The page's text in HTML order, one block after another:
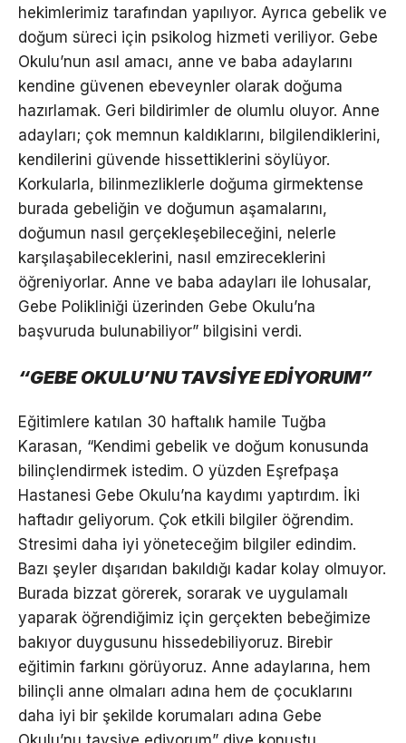
hekimlerimiz tarafından yapılıyor. Ayrıca gebelik ve
doğum süreci için psikolog hizmeti veriliyor. Gebe
Okulu’nun asıl amacı, anne ve baba adaylarını
kendine güvenen ebeveynler olarak doğuma
hazırlamak. Geri bildirimler de olumlu oluyor. Anne
adayları; çok memnun kaldıklarını, bilgilendiklerini,
kendilerini güvende hissettiklerini söylüyor.
Korkularla, bilinmezliklerle doğuma girmektense
burada gebeliğin ve doğumun aşamalarını,
doğumun nasıl gerçekleşebileceğini, nelerle
karşılaşabileceklerini, nasıl emzireceklerini
öğreniyorlar. Anne ve baba adayları ile lohusalar,
Gebe Polikliniği üzerinden Gebe Okulu’na
başvuruda bulunabiliyor” bilgisini verdi.
“GEBE OKULU’NU TAVSİYE EDİYORUM”
Eğitimlere katılan 30 haftalık hamile Tuğba
Karasan, “Kendimi gebelik ve doğum konusunda
bilinçlendirmek istedim. O yüzden Eşrefpaşa
Hastanesi Gebe Okulu’na kaydımı yaptırdım. İki
haftadır geliyorum. Çok etkili bilgiler öğrendim.
Stresimi daha iyi yöneteceğim bilgiler edindim.
Bazı şeyler dışarıdan bakıldığı kadar kolay olmuyor.
Burada bizzat görerek, sorarak ve uygulamalı
yaparak öğrendiğimiz için gerçekten bebeğimize
bakıyor duygusunu hissedebiliyoruz. Birebir
eğitimin farkını görüyoruz. Anne adaylarına, hem
bilinçli anne olmaları adına hem de çocuklarını
daha iyi bir şekilde korumaları adına Gebe